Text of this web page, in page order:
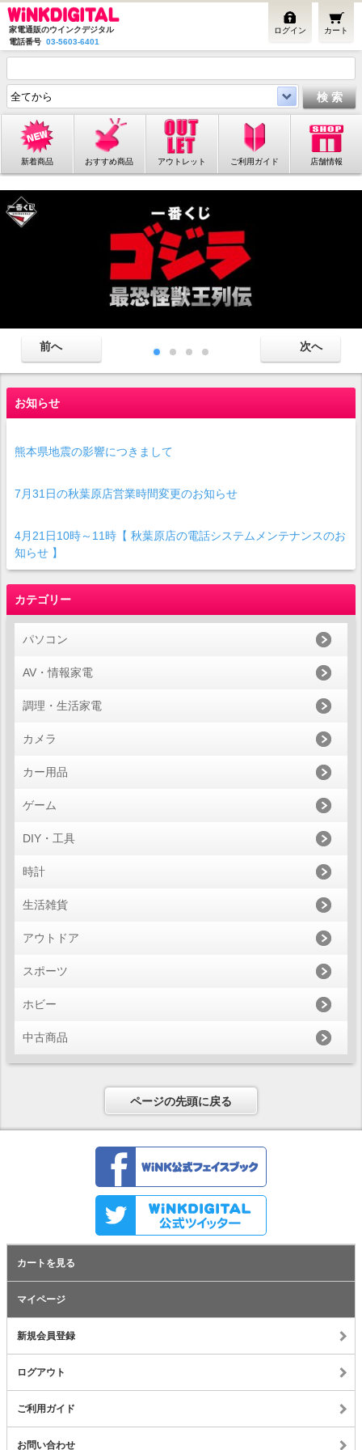
家電通販のウインクデジタル
電話番号 03-5603-6401
カート
ログイン
新着商品 おすすめ商品 アウトレット ご利用ガイド 店舗情報
お知らせ
熊本県地震の影響につきまして
7月31日の秋葉原店営業時間変更のお知らせ
4月21日10時～11時【 秋葉原店の電話システムメンテナンスのお
知らせ 】
カテゴリー
パソコン
AV・情報家電
調理・生活家電
カメラ
カー用品
ゲーム
DIY・工具
時計
生活雑貨
アウトドア
スポーツ
ホビー
中古商品
ページの先頭に戻る
カートを見る
マイページ
新規会員登録
ログアウト
ご利用ガイド
お問い合わせ